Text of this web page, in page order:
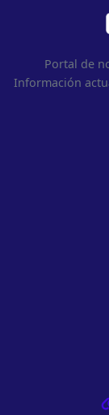
Portal de
Información